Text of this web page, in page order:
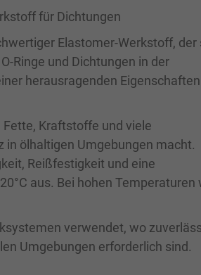
für Dichtungen
Elastomer-Werkstoff, der
Ringe und Dichtungen in der
herausragenden
Kraftstoffe und viele
in ölhaltigen Umgebungen macht.
Reißfestigkeit und eine
aus. Bei hohen Temperaturen
verwendet, wo
Umgebungen erforderlich sind.